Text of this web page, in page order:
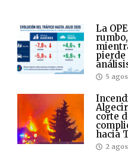
La
pierde
5
corte
hacia
2